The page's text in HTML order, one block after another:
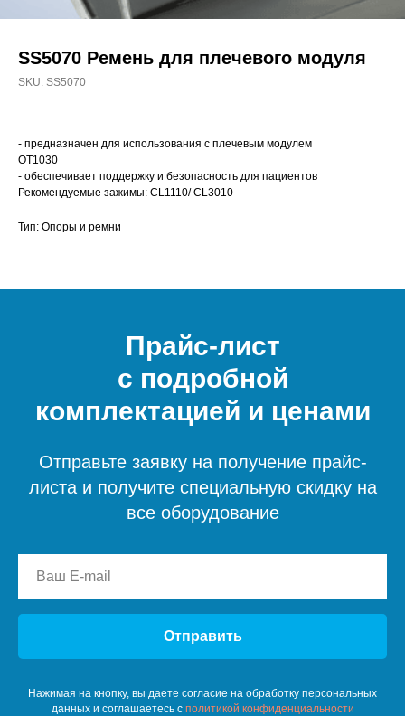
SS5070 Ремень для плечевого модуля
SKU: SS5070
- предназначен для использования с плечевым модулем
OT1030
- обеспечивает поддержку и безопасность для пациентов
Рекомендуемые зажимы: CL1110/ CL3010
Тип: Опоры и ремни
Прайс-лист
с подробной
комплектацией и ценами
Отправьте заявку на получение прайс-
листа и получите специальную скидку на
все оборудование
Отправить
Нажимая на кнопку, вы даете согласие на обработку персональных
данных и соглашаетесь c политикой конфиденциальности